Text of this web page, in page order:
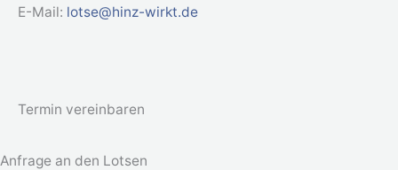
Termin vereinbaren
E-Mail: lotse@hinz-wirkt.de
Anfrage an den Lotsen